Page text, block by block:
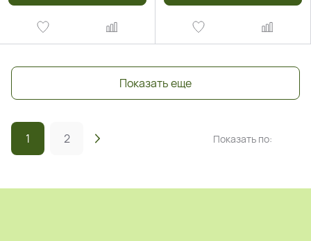
Показать еще
1 2 Показать по: